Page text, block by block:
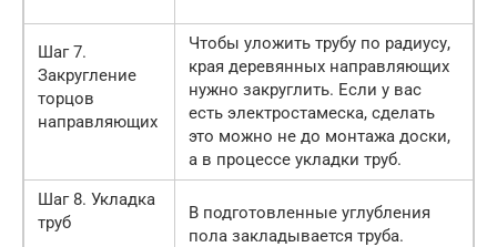
Шаг 7.
Закругление
торцов
направляющих
Чтобы уложить трубу по радиусу,
края деревянных направляющих
нужно закруглить. Если у вас
есть электростамеска, сделать
это можно не до монтажа доски,
а в процессе укладки труб.
Шаг 8. Укладка
труб
В подготовленные углубления
пола закладывается труба.